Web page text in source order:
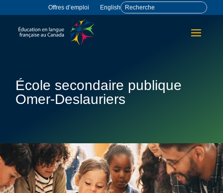
Offres d’emploi English
École secondaire publique
Omer-Deslauriers